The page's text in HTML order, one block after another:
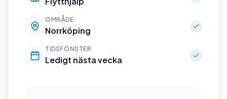
OMRÅDE
Norrköping
TIDSFÖNSTER
Ledigt nästa vecka